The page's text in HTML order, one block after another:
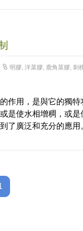
明膠, 洋菜膠, 鹿角菜膠, 刺
作用，是與它的獨特
是使水相增稠，或
了廣泛和充分的應用